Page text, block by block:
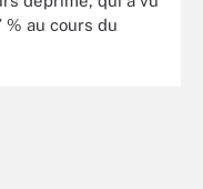
au cours du